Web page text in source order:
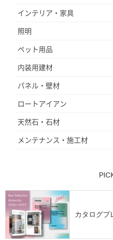
インテリア・家具
照明
ペット用品
内装用建材
パネル・壁材
ロートアイアン
天然石・石材
メンテナンス・施工材
カタログプ